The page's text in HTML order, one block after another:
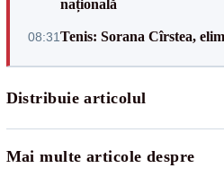
națională
08:31Tenis: Sorana Cîrstea,
Distribuie articolul
Mai multe articole despre